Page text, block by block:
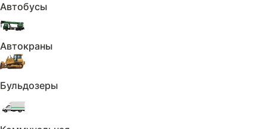
Автобусы
Автокраны
Бульдозеры